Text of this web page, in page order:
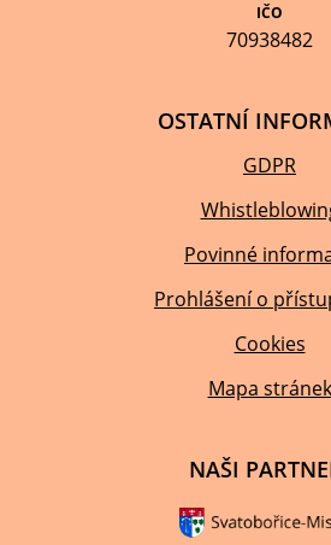
IČO
70938482
OSTATNÍ
GDPR
Povinné
Prohlášení o
Cookies
Mapa stránek
NAŠI